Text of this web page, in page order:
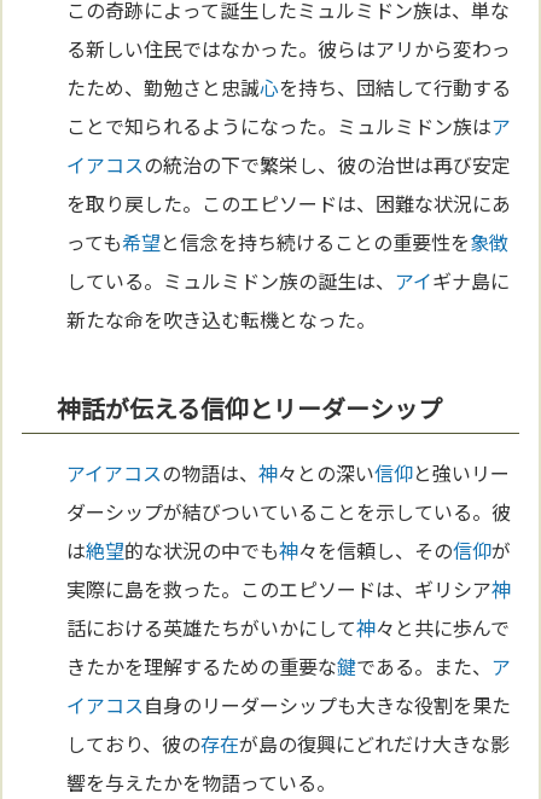
この奇跡によって誕生したミュルミドン族は、単な
る新しい住民ではなかった。彼らはアリから変わっ
たため、勤勉さと忠誠心を持ち、団結して行動する
ことで知られるようになった。ミュルミドン族はア
イアコスの統治の下で繁栄し、彼の治世は再び安定
を取り戻した。このエピソードは、困難な状況にあ
っても希望と信念を持ち続けることの重要性を象徴
している。ミュルミドン族の誕生は、 アイギナ島に
新たな命を吹き込む転機となった。
神話が伝える信仰とリーダーシップ
アイアコスの物語は、神々との深い信仰と強いリー
ダーシップが結びついていることを示している。彼
は絶望的な状況の中でも神々を信頼し、その信仰が
実際に島を救った。このエピソードは、ギリシア神
話における英雄たちがいかにして神々と共に歩んで
きたかを理解するための重要な鍵である。また、 ア
イアコス自身のリーダーシップも大きな役割を果た
しており、彼の存在が島の復興にどれだけ大きな影
響を与えたかを物語っている。